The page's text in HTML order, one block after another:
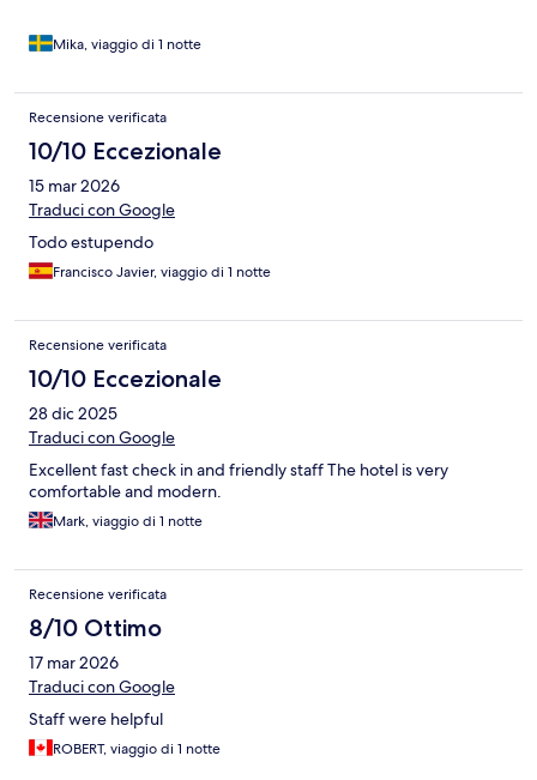
Mika, viaggio di 1 notte
Recensione verificata
10/10 Eccezionale
15 mar 2026
Traduci con Google
Todo estupendo
Francisco Javier, viaggio di 1 notte
Recensione verificata
10/10 Eccezionale
28 dic 2025
Traduci con Google
Excellent fast check in and friendly staff The hotel is very
comfortable and modern.
Mark, viaggio di 1 notte
Recensione verificata
8/10 Ottimo
17 mar 2026
Traduci con Google
Staff were helpful
ROBERT, viaggio di 1 notte